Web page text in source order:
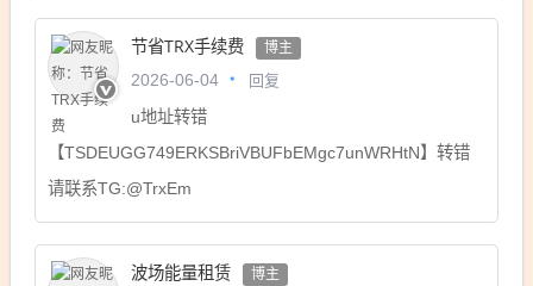
节省TRX手续费 博主
2026-06-04 回复
u地址转错
【TSDEUGG749ERKSBriVBUFbEMgc7unWRHtN】转错
请联系TG:@TrxEm
波场能量租赁 博主